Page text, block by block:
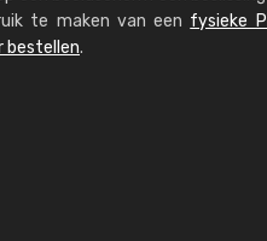
te maken van een fysieke
bestellen.